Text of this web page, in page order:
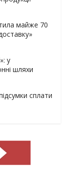
майже 70
у
шляхи
сплати